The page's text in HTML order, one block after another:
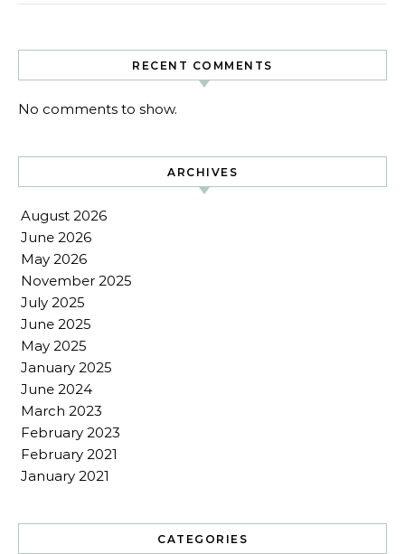
RECENT COMMENTS
No comments to show.
ARCHIVES
August 2026
June 2026
May 2026
November 2025
July 2025
June 2025
May 2025
January 2025
June 2024
March 2023
February 2023
February 2021
January 2021
CATEGORIES